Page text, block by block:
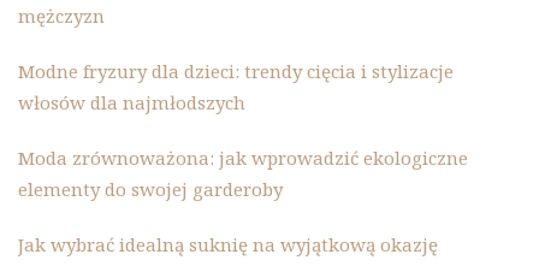
mężczyzn
Modne fryzury dla dzieci: trendy cięcia i stylizacje
włosów dla najmłodszych
Moda zrównoważona: jak wprowadzić ekologiczne
elementy do swojej garderoby
Jak wybrać idealną suknię na wyjątkową okazję